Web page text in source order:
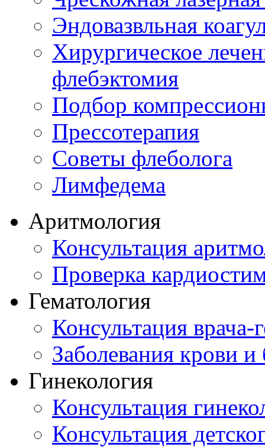
Эндовазвльная
Хирургическое
флебэктомия
Подбор
Прессотерапия
Советы флеболога
Лимфедема
Аритмология
Консультация
Проверка
Гематология
Консультация врача-
Заболевания крови и
Гинекология
Консультация
Консультация